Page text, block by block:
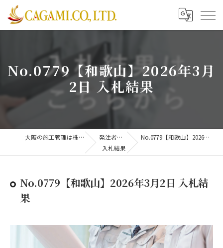
No.0779【和歌山】2026年3月
2日 入札結果
大阪の施工管理は株式会社CAGAMI
発注者支援業務
入札結果
No.0779【和歌山】2026年3月2日 入札結果
No.0779【和歌山】2026年3月2日 入札結
果